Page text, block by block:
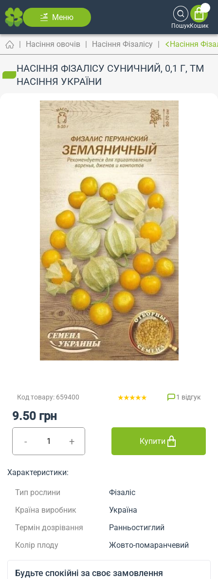
Меню
ПошукКошик
Насіння овочів Насіння Фізалісу Насіння
НАСІННЯ ФІЗАЛІСУ СУНИЧНИЙ, 0,1 Г, ТМ
НАСІННЯ УКРАЇНИ
Код товару: 659400 1 відгук
- +
9.50 грн
Купити
Характеристики:
Тип рослини
Фізаліс
Країна виробник
Україна
Термін дозрівання
Ранньостиглий
Колір плоду
Жовто-помаранчевий
Будьте спокійні за своє замовлення